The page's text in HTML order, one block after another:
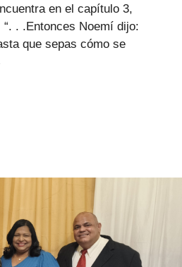
en el capítulo 3,
. .Entonces Noemí dijo:
que sepas cómo se